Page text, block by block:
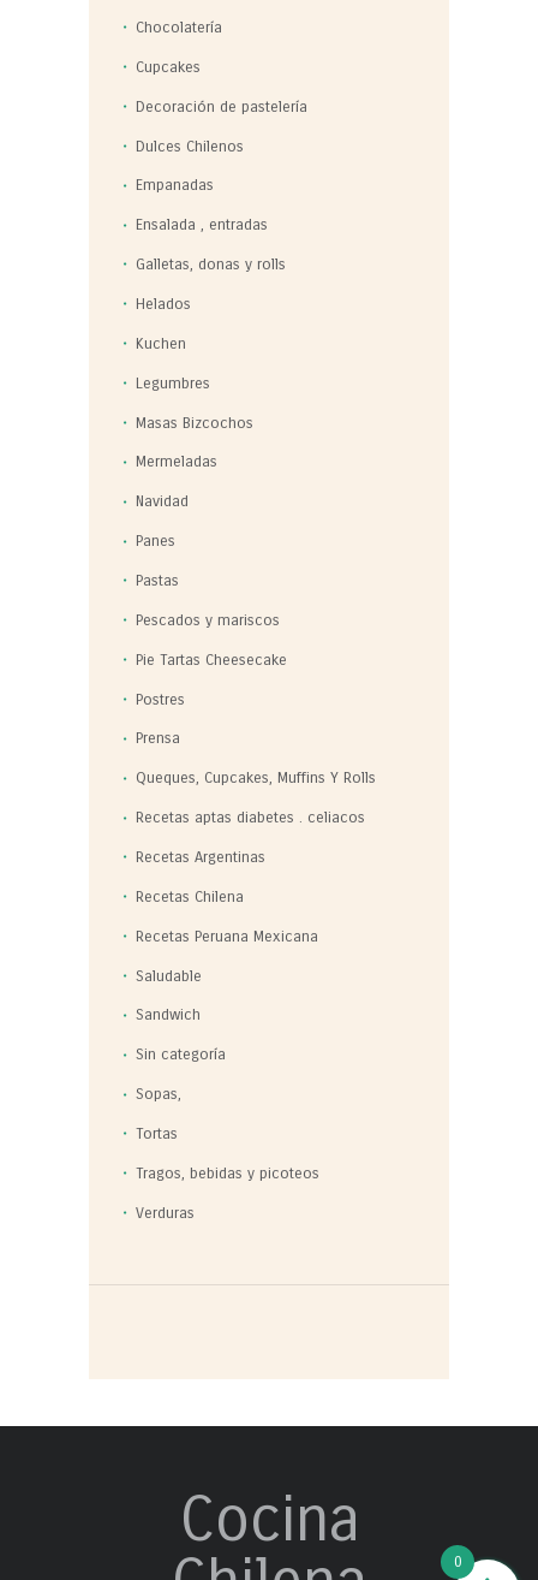
Chocolatería
Cupcakes
Decoración de pastelería
Dulces Chilenos
Empanadas
Ensalada , entradas
Galletas, donas y rolls
Helados
Kuchen
Legumbres
Masas Bizcochos
Mermeladas
Navidad
Panes
Pastas
Pescados y mariscos
Pie Tartas Cheesecake
Postres
Prensa
Queques, Cupcakes, Muffins Y Rolls
Recetas aptas diabetes . celiacos
Recetas Argentinas
Recetas Chilena
Recetas Peruana Mexicana
Saludable
Sandwich
Sin categoría
Sopas,
Tortas
Tragos, bebidas y picoteos
Verduras
Cocina
0